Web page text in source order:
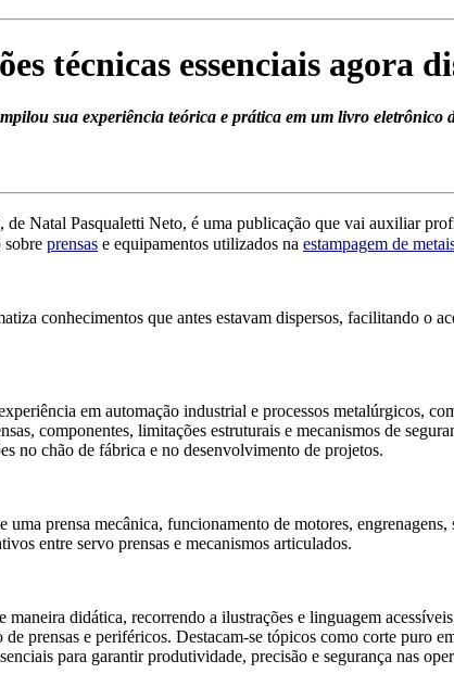
técnicas essenciais agora
sua experiência teórica e prática em um livro eletrônico
de Natal Pasqualetti Neto, é uma publicação que vai auxiliar
sobre prensas e equipamentos utilizados na estampagem de
conhecimentos que antes estavam dispersos, facilitando o
em automação industrial e processos metalúrgicos,
componentes, limitações estruturais e mecanismos de
no chão de fábrica e no desenvolvimento de projetos.
uma prensa mecânica, funcionamento de motores,
entre servo prensas e mecanismos articulados.
didática, recorrendo a ilustrações e linguagem
prensas e periféricos. Destacam-se tópicos como corte puro
para garantir produtividade, precisão e segurança nas